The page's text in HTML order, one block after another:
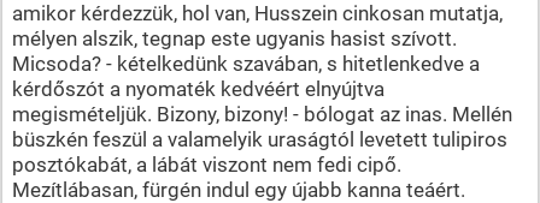
amikor kérdezzük, hol van, Husszein cinkosan mutatja,
mélyen alszik, tegnap este ugyanis hasist szívott.
Micsoda? - kételkedünk szavában, s hitetlenkedve a
kérdőszót a nyomaték kedvéért elnyújtva
megismételjük. Bizony, bizony! - bólogat az inas. Mellén
büszkén feszül a valamelyik uraságtól levetett tulipiros
posztókabát, a lábát viszont nem fedi cipő.
Mezítlábasan, fürgén indul egy újabb kanna teáért.